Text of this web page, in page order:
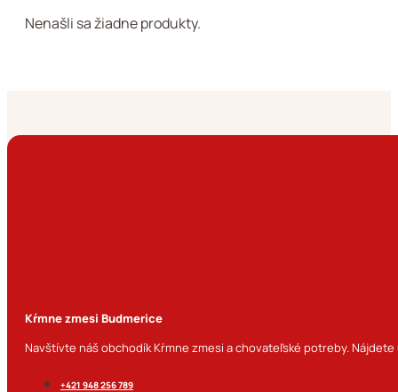
Nenašli sa žiadne produkty.
Kŕmne zmesi Budmerice
Navštívte náš obchodík Kŕmne zmesi a chovateľské potreby.
+421 948 256 789